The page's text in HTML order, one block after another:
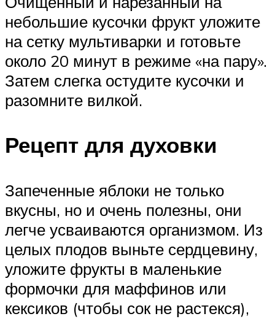
небольшие кусочки фрукт уложите
на сетку мультиварки и готовьте
около 20 минут в режиме «на пару».
Затем слегка остудите кусочки и
разомните вилкой.
Рецепт для духовки
Запеченные яблоки не только
вкусны, но и очень полезны, они
легче усваиваются организмом. Из
целых плодов выньте сердцевину,
уложите фрукты в маленькие
формочки для маффинов или
кексиков (чтобы сок не растекся),